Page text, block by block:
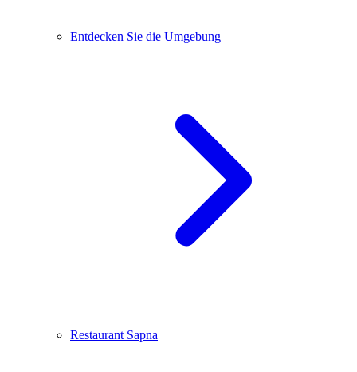
Entdecken Sie die Umgebung
Restaurant Sapna